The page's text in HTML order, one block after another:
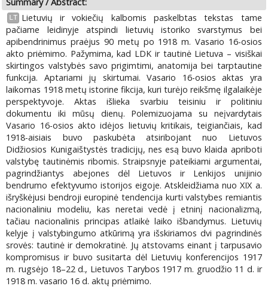
LT
Lietuvių ir vokiečių kalbomis paskelbtas tekstas tame
pačiame leidinyje atspindi lietuvių istoriko svarstymus bei
apibendrinimus praėjus 90 metų po 1918 m. Vasario 16-osios
akto priėmimo. Pažymima, kad LDK ir tautinė Lietuva – visiškai
skirtingos valstybės savo prigimtimi, anatomija bei tarptautine
funkcija. Aptariami jų skirtumai. Vasario 16-osios aktas yra
laikomas 1918 metų istorine fikcija, kuri turėjo reikšmę ilgalaikėje
perspektyvoje. Aktas išlieka svarbiu teisiniu ir politiniu
dokumentu iki mūsų dienų. Polemizuojama su neįvardytais
Vasario 16-osios akto idėjos lietuvių kritikais, teigiančiais, kad
1918-aisiais buvo paskubėta atsiribojant nuo Lietuvos
Didžiosios Kunigaištystės tradicijų, nes esą buvo klaida apriboti
valstybę tautinėmis ribomis. Straipsnyje pateikiami argumentai,
pagrindžiantys abejones dėl Lietuvos ir Lenkijos unijinio
bendrumo efektyvumo istorijos eigoje. Atskleidžiama nuo XIX a.
išryškėjusi bendroji europinė tendencija kurti valstybes remiantis
nacionaliniu modeliu, kas neretai vedė į etninį nacionalizmą,
tačiau nacionalinis principas atlaikė laiko išbandymus. Lietuvių
kelyje į valstybingumo atkūrimą yra išskiriamos dvi pagrindinės
srovės: tautinė ir demokratinė. Jų atstovams einant į tarpusavio
kompromisus ir buvo susitarta dėl Lietuvių konferencijos 1917
m. rugsėjo 18–22 d., Lietuvos Tarybos 1917 m. gruodžio 11 d. ir
1918 m. vasario 16 d. aktų priėmimo.